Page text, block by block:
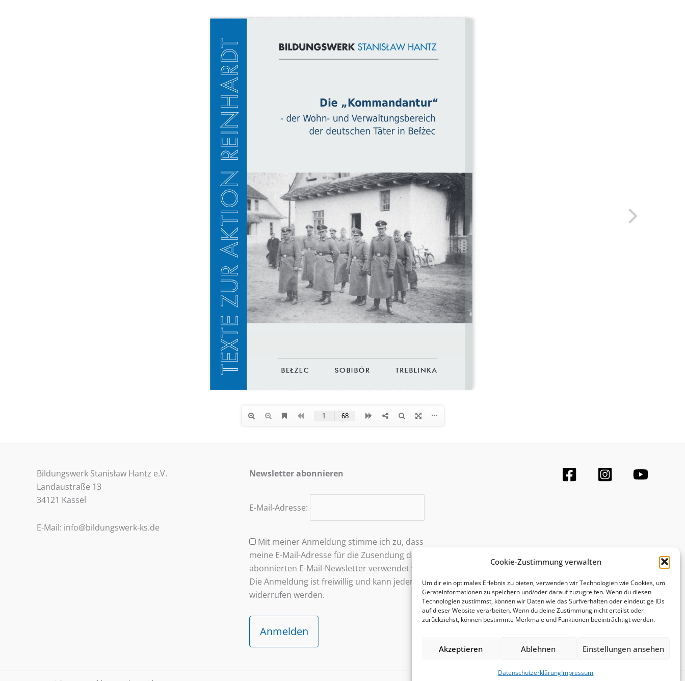
Cookie-Zustimmung verwalten
Um dir ein optimales Erlebnis zu bieten, verwenden wir Technologien wie Cookies, um
Geräteinformationen zu speichern und/oder darauf zuzugreifen. Wenn du diesen
Technologien zustimmst, können wir Daten wie das Surfverhalten oder eindeutige IDs
auf dieser Website verarbeiten. Wenn du deine Zustimmung nicht erteilst oder
zurückziehst, können bestimmte Merkmale und Funktionen beeinträchtigt werden.
Akzeptieren Ablehnen Einstellungen ansehen
DatenschutzerklärungImpressum
Bildungswerk Stanisław Hantz e.V.
Landaustraße 13
34121 Kassel
E-Mail: info@bildungswerk-ks.de
Newsletter abonnieren
E-Mail-Adresse:
Mit meiner Anmeldung stimme ich zu, dass
meine E-Mail-Adresse für die Zusendung des
abonnierten E-Mail-Newsletter verwendet wird.
Die Anmeldung ist freiwillig und kann jederzeit
widerrufen werden.